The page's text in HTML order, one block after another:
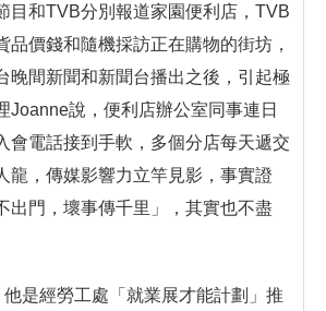
目和TVB分別報道家園便利店，TVB
品價錢和隨機採訪正在購物的街坊，
晚間新聞和新聞台播出之後，引起極
Joanne說，便利店辦公室同事連日
會電話接到手軟，多個分店每天遞交
龍，傳媒影響力立竿見影，事實證
出門，壞事傳千里」，其實也不盡
經勞工處「就業展才能計劃」推